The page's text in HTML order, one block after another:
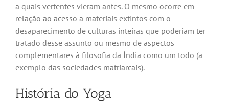
a quais vertentes vieram antes. O mesmo ocorre em
relação ao acesso a materiais extintos com o
desaparecimento de culturas inteiras que poderiam ter
tratado desse assunto ou mesmo de aspectos
complementares à filosofia da Índia como um todo (a
exemplo das sociedades matriarcais).
História do Yoga